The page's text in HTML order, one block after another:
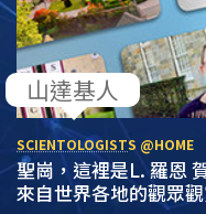
SCIENTOLOGISTS @HOME
聖崗，這裡是L. 羅恩
來自世界各地的觀眾
山達基人